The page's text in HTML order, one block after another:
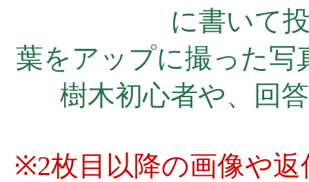
に書いて
葉をアップに撮った写
樹木初心者や、回
※2枚目以降の画像や